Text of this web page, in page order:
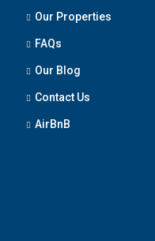
Our Properties
FAQs
Our Blog
Contact Us
AirBnB